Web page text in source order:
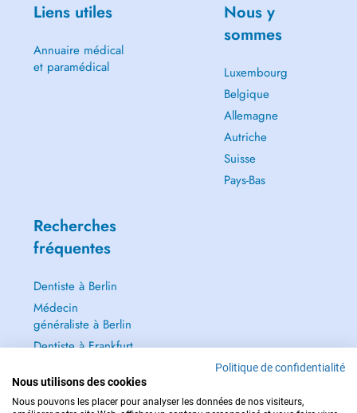
Liens utiles
Annuaire médical
et paramédical
Nous y
sommes
Luxembourg
Belgique
Allemagne
Autriche
Suisse
Pays-Bas
Recherches
fréquentes
Dentiste à Berlin
Médecin
généraliste à Berlin
Dentiste à Frankfurt
Frankfurt
Tout voir →
Politique de confidentialité
Nous utilisons des cookies
Nous pouvons les placer pour analyser les données de nos visiteurs,